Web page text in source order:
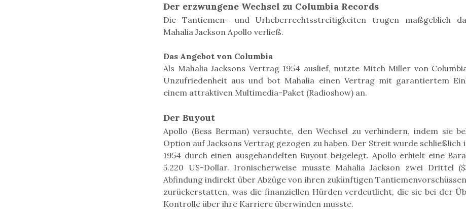
Der erzwungene Wechsel zu Columbia Records
Die Tantiemen- und Urheberrechtsstreitigkeiten trugen maßgeblich
Mahalia Jackson Apollo verließ.
Das Angebot von Columbia
Als Mahalia Jacksons Vertrag 1954 auslief, nutzte Mitch Miller von
Unzufriedenheit aus und bot Mahalia einen Vertrag mit garantiertem
einem attraktiven Multimedia-Paket (Radioshow) an.
Der Buyout
Apollo (Bess Berman) versuchte, den Wechsel zu verhindern, indem sie
Option auf Jacksons Vertrag gezogen zu haben. Der Streit wurde schließlich
1954 durch einen ausgehandelten Buyout beigelegt. Apollo erhielt eine
5.220 US-Dollar. Ironischerweise musste Mahalia Jackson zwei Drittel
Abfindung indirekt über Abzüge von ihren zukünftigen
zurückerstatten, was die finanziellen Hürden verdeutlicht, die sie bei der
Kontrolle über ihre Karriere überwinden musste.